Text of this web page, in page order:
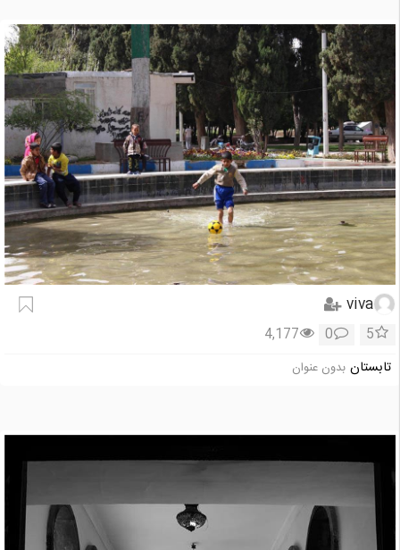
viva
5
0
4,177
تابستان بدون عنوان